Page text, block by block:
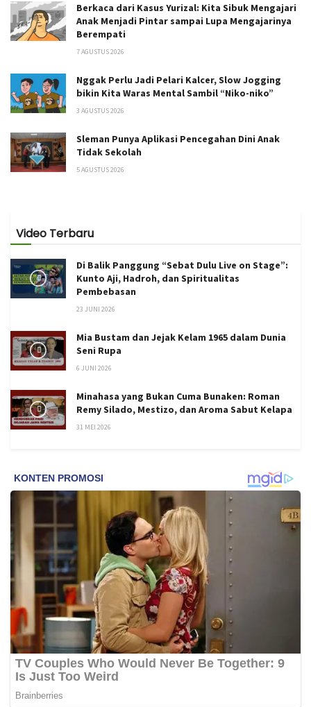
Berkaca dari Kasus Yurizal: Kita Sibuk Mengajari
Anak Menjadi Pintar sampai Lupa Mengajarinya
Berempati
7 AGUSTUS 2026
Nggak Perlu Jadi Pelari Kalcer, Slow Jogging
bikin Kita Waras Mental Sambil “Niko-niko”
3 AGUSTUS 2026
Sleman Punya Aplikasi Pencegahan Dini Anak
Tidak Sekolah
5 AGUSTUS 2026
Video Terbaru
Di Balik Panggung “Sebat Dulu Live on Stage”:
Kunto Aji, Hadroh, dan Spiritualitas
Pembebasan
23 JUNI 2026
Mia Bustam dan Jejak Kelam 1965 dalam Dunia
Seni Rupa
6 JUNI 2026
Minahasa yang Bukan Cuma Bunaken: Roman
Remy Silado, Mestizo, dan Aroma Sabut Kelapa
31 MEI 2026